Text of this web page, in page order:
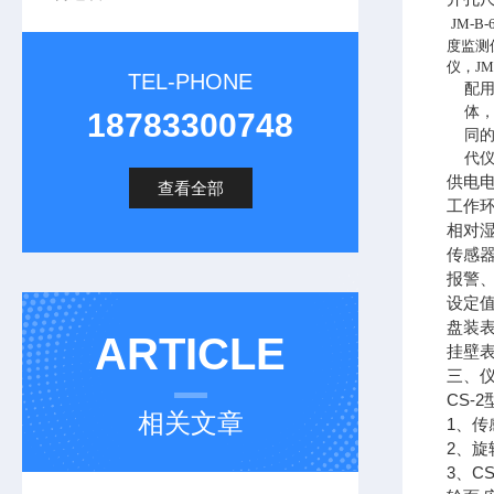
TEL-PHONE
18783300748
查看全部
ARTICLE
相关文章
JM-B-
度监测
仪，
配
体
同
代
供电
工作
相对
传感
报警
设定
盘装
挂壁
三、
CS-2
1、传
2、旋
3、